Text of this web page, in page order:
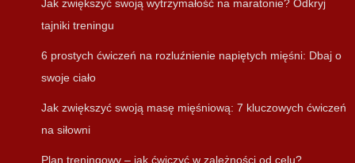
Jak zwiększyć swoją wytrzymałość na maratonie? Odkryj
tajniki treningu
6 prostych ćwiczeń na rozluźnienie napiętych mięśni: Dbaj o
swoje ciało
Jak zwiększyć swoją masę mięśniową: 7 kluczowych ćwiczeń
na siłowni
Plan treningowy – jak ćwiczyć w zależności od celu?